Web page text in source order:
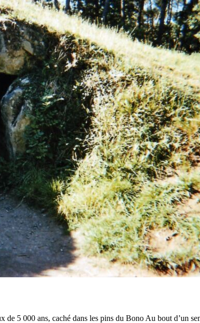
5 000 ans, caché dans les pins du Bono Au bout d’un